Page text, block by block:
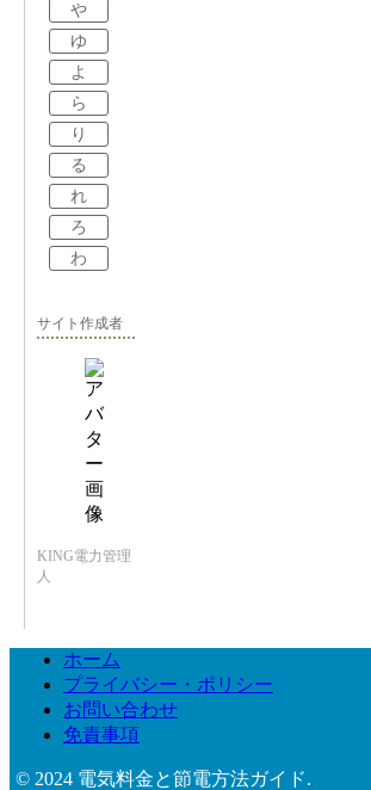
や
ゆ
よ
ら
り
る
れ
ろ
わ
サイト作成者
KING電力管理
人
ホーム
プライバシー・ポリシー
お問い合わせ
免責事項
© 2024 電気料金と節電方法ガイド.